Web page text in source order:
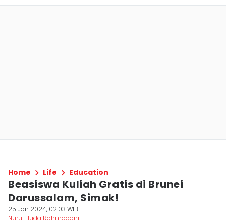
Home Life Education
Beasiswa Kuliah Gratis di Brunei
Darussalam, Simak!
25 Jan 2024, 02:03 WIB
Nurul Huda Rahmadani